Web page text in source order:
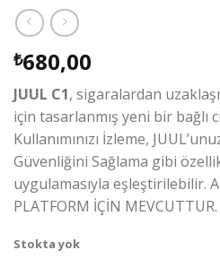
₺680,00
JUUL C1, sigaralardan
için tasarlanmış yeni bir bağlı
Kullanımınızı İzleme,
Güvenliğini Sağlama gibi
uygulamasıyla eşleştirilebilir.
PLATFORM İÇİN MEVCUTTUR.
Stokta yok